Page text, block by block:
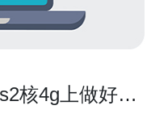
核4g上做好防